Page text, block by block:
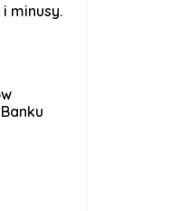
i minusy.